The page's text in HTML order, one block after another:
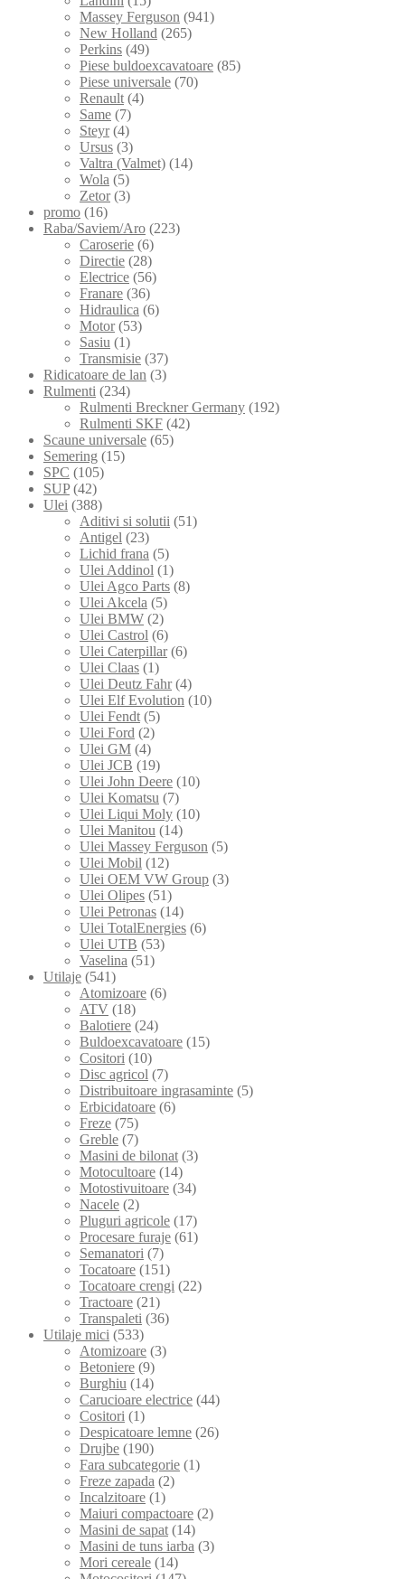
Massey Ferguson (941)
New Holland (265)
Perkins (49)
Piese buldoexcavatoare (85)
Piese universale (70)
Renault (4)
Same (7)
Steyr (4)
Ursus (3)
Valtra (Valmet) (14)
Wola (5)
Zetor (3)
promo (16)
Raba/Saviem/Aro (223)
Caroserie (6)
Directie (28)
Electrice (56)
Franare (36)
Hidraulica (6)
Motor (53)
Sasiu (1)
Transmisie (37)
Ridicatoare de lan (3)
Rulmenti (234)
Rulmenti Breckner Germany (192)
Rulmenti SKF (42)
Scaune universale (65)
Semering (15)
SPC (105)
SUP (42)
Ulei (388)
Aditivi si solutii (51)
Antigel (23)
Lichid frana (5)
Ulei Addinol (1)
Ulei Agco Parts (8)
Ulei Akcela (5)
Ulei BMW (2)
Ulei Castrol (6)
Ulei Caterpillar (6)
Ulei Claas (1)
Ulei Deutz Fahr (4)
Ulei Elf Evolution (10)
Ulei Fendt (5)
Ulei Ford (2)
Ulei GM (4)
Ulei JCB (19)
Ulei John Deere (10)
Ulei Komatsu (7)
Ulei Liqui Moly (10)
Ulei Manitou (14)
Ulei Massey Ferguson (5)
Ulei Mobil (12)
Ulei OEM VW Group (3)
Ulei Olipes (51)
Ulei Petronas (14)
Ulei TotalEnergies (6)
Ulei UTB (53)
Vaselina (51)
Utilaje (541)
Atomizoare (6)
ATV (18)
Balotiere (24)
Buldoexcavatoare (15)
Cositori (10)
Disc agricol (7)
Distribuitoare ingrasaminte (5)
Erbicidatoare (6)
Freze (75)
Greble (7)
Masini de bilonat (3)
Motocultoare (14)
Motostivuitoare (34)
Nacele (2)
Pluguri agricole (17)
Procesare furaje (61)
Semanatori (7)
Tocatoare (151)
Tocatoare crengi (22)
Tractoare (21)
Transpaleti (36)
Utilaje mici (533)
Atomizoare (3)
Betoniere (9)
Burghiu (14)
Carucioare electrice (44)
Cositori (1)
Despicatoare lemne (26)
Drujbe (190)
Fara subcategorie (1)
Freze zapada (2)
Incalzitoare (1)
Maiuri compactoare (2)
Masini de sapat (14)
Masini de tuns iarba (3)
Mori cereale (14)